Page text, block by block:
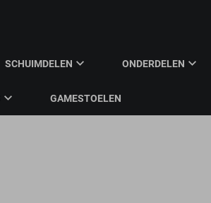
SCHUIMDELEN ONDERDELEN
GAMESTOELEN